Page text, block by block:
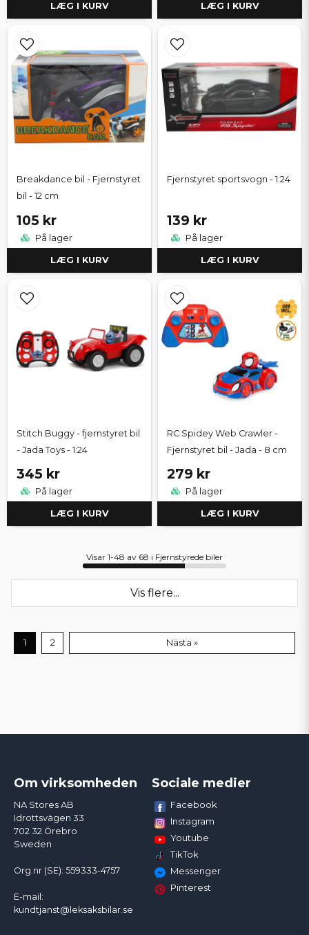
LÆG I KURV LÆG I KURV
Breakdance bil - Fjernstyret
bil - 12 cm
105 kr
På lager
LÆG I KURV
Fjernstyret sportsvogn - 1:24
139 kr
På lager
LÆG I KURV
Stitch Buggy - fjernstyret bil
- Jada Toys - 1:24
345 kr
På lager
LÆG I KURV
RC Spidey Web Crawler -
Fjernstyret bil - Jada - 8 cm
279 kr
På lager
LÆG I KURV
Visar 1-48 av 68 i Fjernstyrede biler
Vis flere...
1 2 Nästa »
Om virksomheden
NA Stores AB
Idrottsvägen 33
702 32 Örebro
Sweden
Org.nr (SE): 559333-4757
E-mail:
kundtjanst@leksaksbilar.se
Sociale medier
Facebook
Instagram
Youtube
TikTok
Messenger
Pinterest